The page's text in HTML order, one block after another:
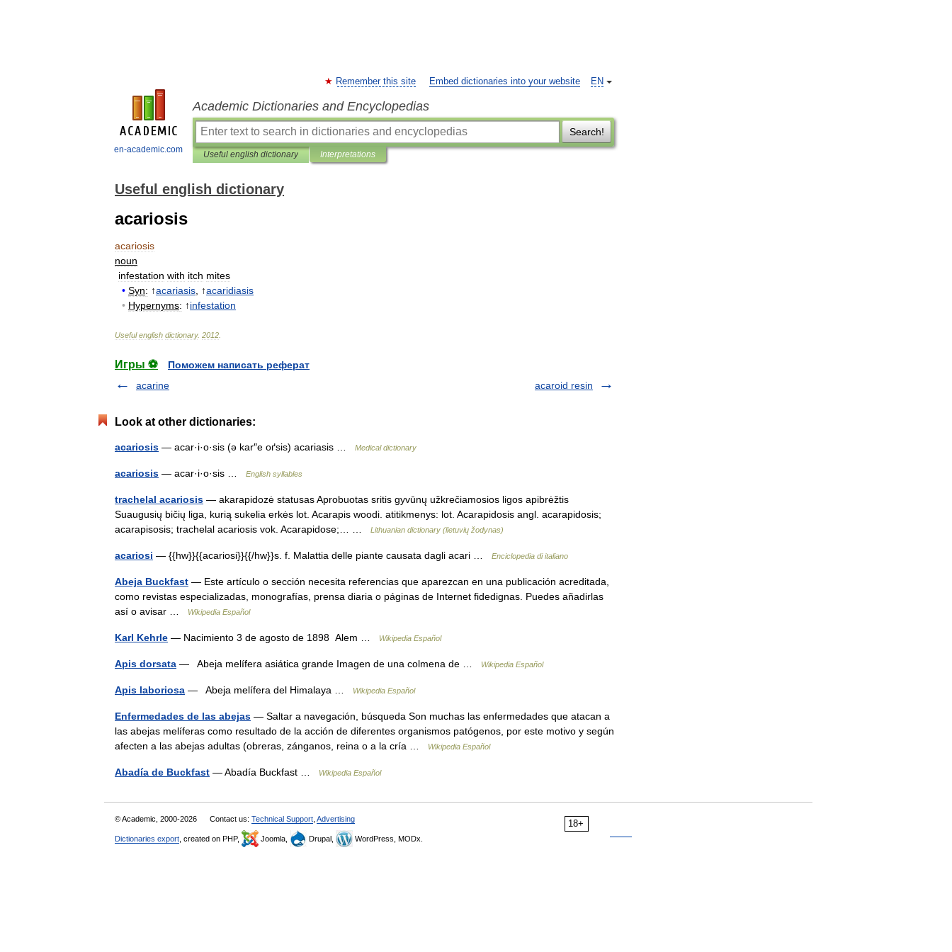
en-academic.com
EN
Remember this site Embed dictionaries into your website
Academic Dictionaries and Encyclopedias
Search!
Useful english dictionary Interpretations
Useful english dictionary
acariosis
acariosis
noun
infestation with itch mites
• Syn: ↑acariasis , ↑acaridiasis
• Hypernyms: ↑infestation
Useful english dictionary. 2012
Игры ⚽
Поможем написать реферат
acarine
acaroid resin
Look at other dictionaries:
acariosis — acar·i·o·sis (ə kar″e oґsis) acariasis … Medical dictionary
acariosis — acar·i·o·sis … English syllables
trachelal acariosis — akarapidozė statusas Aprobuotas sritis gyvūnų užkrečiamosios ligos apibrėžtis
Suaugusių bičių liga, kurią sukelia erkės lot. Acarapis woodi. atitikmenys: lot. Acarapidosis angl. acarapidosis;
acarapisosis; trachelal acariosis vok. Acarapidose;… …
Lithuanian dictionary (lietuvių žodynas)
acariosi — {{hw}}{{acariosi}}{{/hw}}s. f. Malattia delle piante causata dagli acari … Enciclopedia di italiano
Abeja Buckfast — Este artículo o sección necesita referencias que aparezcan en una publicación acreditada,
como revistas especializadas, monografías, prensa diaria o páginas de Internet fidedignas. Puedes añadirlas
así o avisar …
Wikipedia Español
Karl Kehrle — Nacimiento 3 de agosto de 1898 Alem … Wikipedia Español
Apis dorsata — Abeja melífera asiática grande Imagen de una colmena de … Wikipedia Español
Apis laboriosa — Abeja melífera del Himalaya … Wikipedia Español
Enfermedades de las abejas — Saltar a navegación, búsqueda Son muchas las enfermedades que atacan a
las abejas melíferas como resultado de la acción de diferentes organismos patógenos, por este motivo y según
afecten a las abejas adultas (obreras, zánganos, reina o a la cría …
Wikipedia Español
Abadía de Buckfast — Abadía Buckfast … Wikipedia Español
18+
© Academic, 2000-2026 Contact us: Technical Support Advertising
Dictionaries export , created on PHP, Joomla, Drupal, WordPress, MODx.